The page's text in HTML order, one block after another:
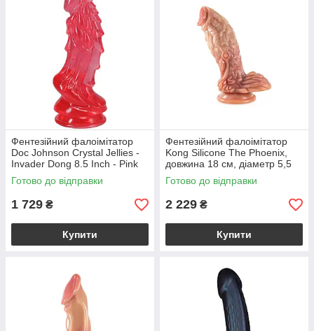
Фентезійний фалоімітатор
Doc Johnson Crystal Jellies -
Invader Dong 8.5 Inch - Pink
Готово до відправки
1 729 ₴
Купити
Фентезійний фалоімітатор
Kong Silicone The Phoenix,
довжина 18 см, діаметр 5,5
см
Готово до відправки
2 229 ₴
Купити